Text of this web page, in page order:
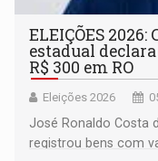
ELEIÇÕES
estadual
R$ 300 em RO
Eleições 2026
José Ronaldo Costa
registrou bens com